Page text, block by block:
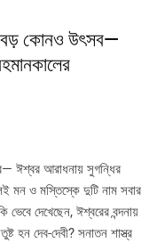
বড় কোনও উৎসব—
ঈশ্বর আরাধনায় সুগন্ধির
মন ও মস্তিস্কে দুটি নাম সবার
দেখেছেন, ঈশ্বরের বন্দনায়
হন দেব-দেবী? সনাতন শাস্ত্র